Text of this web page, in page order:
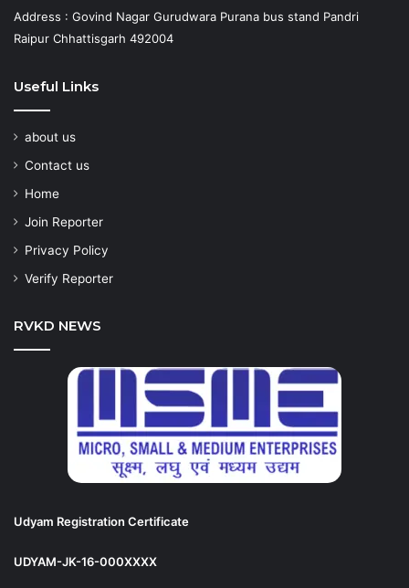
Address : Govind Nagar Gurudwara Purana bus stand Pandri
Raipur Chhattisgarh 492004
Useful Links
about us
Contact us
Home
Join Reporter
Privacy Policy
Verify Reporter
RVKD NEWS
Udyam Registration Certificate
UDYAM-JK-16-000XXXX